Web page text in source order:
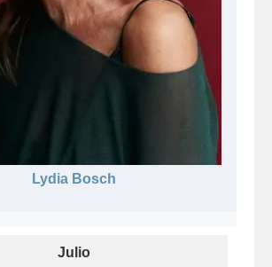
Lydia Bosch
Julio